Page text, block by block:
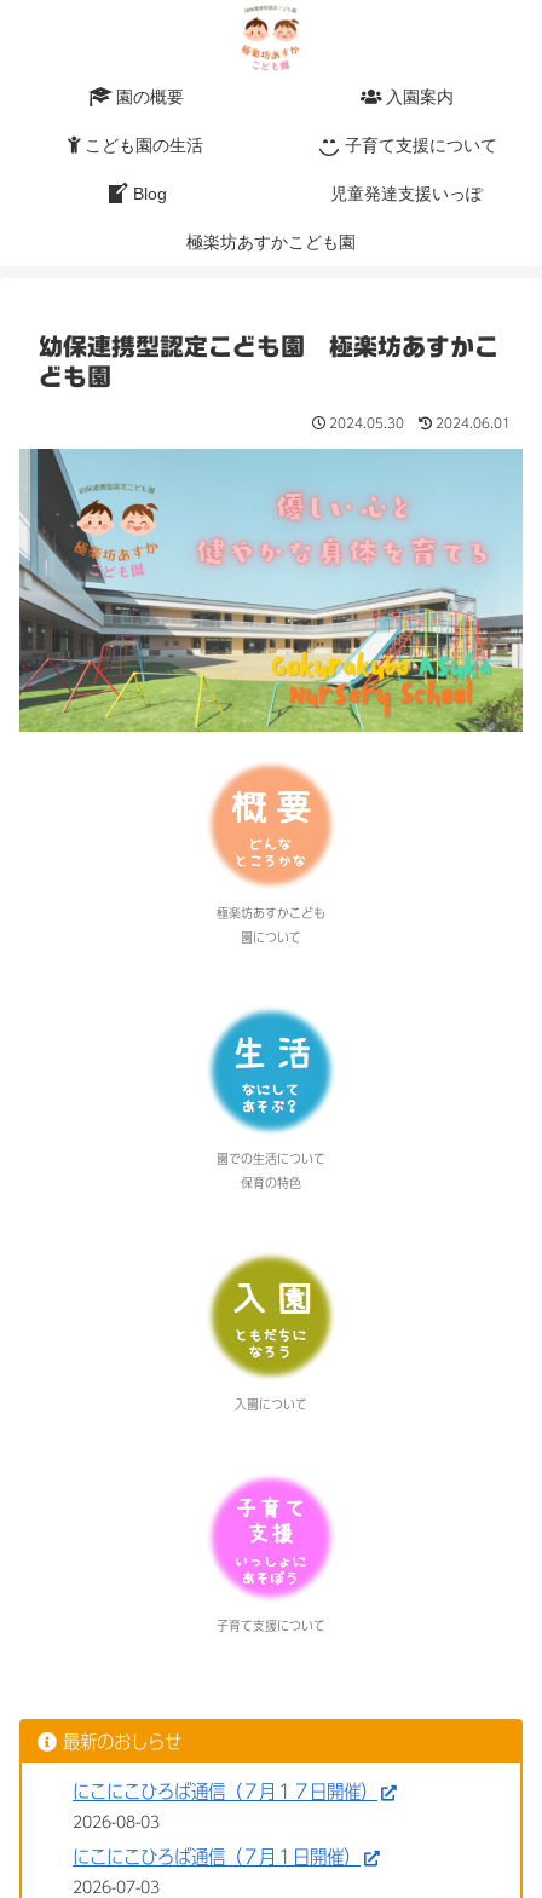
園の概要 入園案内
こども園の生活 子育て支援について
Blog 児童発達支援いっぽ
極楽坊あすかこども園
幼保連携型認定こども園 極楽坊あすかこ
ども園
2024.05.30 2024.06.01
極楽坊あすかこども
園について
園での生活について
保育の特色
入園について
子育て支援について
最新のおしらせ
にこにこひろば通信（７月１７日開催）
2026-08-03
にこにこひろば通信（７月１日開催）
2026-07-03